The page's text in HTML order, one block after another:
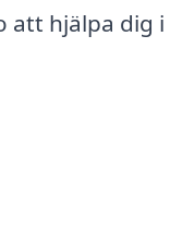
att hjälpa dig i